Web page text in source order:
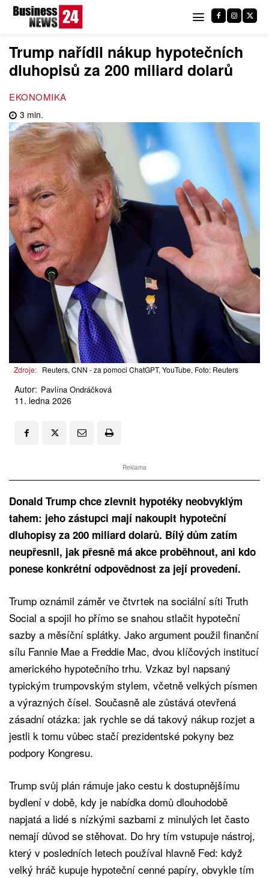
Trump nařídil nákup hypotečních
dluhopisů za 200 miliard dolarů
EKONOMIKA
3 min.
Zdroje: Reuters, CNN - za pomoci ChatGPT, YouTube, Foto: Reuters
Autor: Pavlína Ondráčková
11. ledna 2026
Reklama
Donald Trump chce zlevnit hypotéky neobvyklým
tahem: jeho zástupci mají nakoupit hypoteční
dluhopisy za 200 miliard dolarů. Bílý dům zatím
neupřesnil, jak přesně má akce proběhnout, ani kdo
ponese konkrétní odpovědnost za její provedení.
Trump oznámil záměr ve čtvrtek na sociální síti Truth
Social a spojil ho přímo se snahou stlačit hypoteční
sazby a měsíční splátky. Jako argument použil finanční
sílu Fannie Mae a Freddie Mac, dvou klíčových institucí
amerického hypotečního trhu. Vzkaz byl napsaný
typickým trumpovským stylem, včetně velkých písmen
a výrazných čísel. Současně ale zůstává otevřená
zásadní otázka: jak rychle se dá takový nákup rozjet a
jestli k tomu vůbec stačí prezidentské pokyny bez
podpory Kongresu.
Trump svůj plán rámuje jako cestu k dostupnějšímu
bydlení v době, kdy je nabídka domů dlouhodobě
napjatá a lidé s nízkými sazbami z minulých let často
nemají důvod se stěhovat. Do hry tím vstupuje nástroj,
který v posledních letech používal hlavně Fed: když
velký hráč kupuje hypoteční cenné papíry, obvykle tím